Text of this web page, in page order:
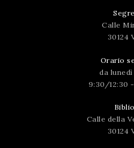
Calle
30124
Orario
da
9:30/12:30
Calle della
30124